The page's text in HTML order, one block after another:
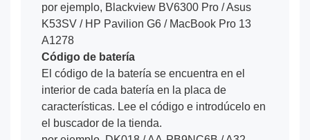
por ejemplo, Blackview BV6300 Pro / Asus
K53SV / HP Pavilion G6 / MacBook Pro 13
A1278
Código de batería
El código de la batería se encuentra en el
interior de cada batería en la placa de
características. Lee el código e introdúcelo en
el buscador de la tienda.